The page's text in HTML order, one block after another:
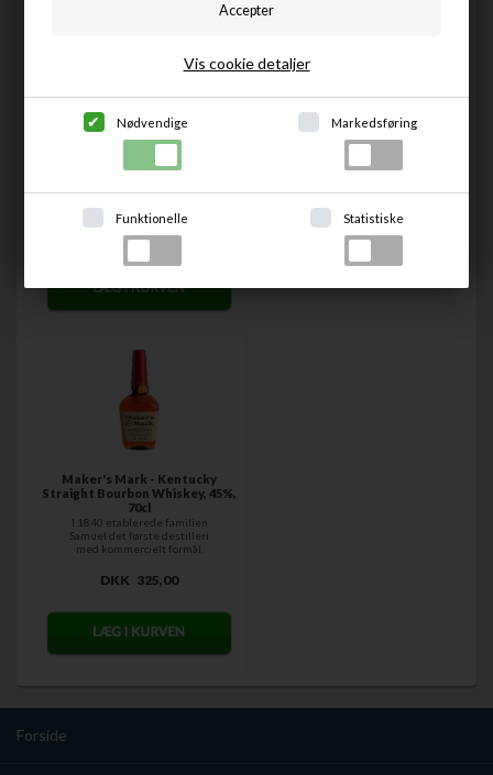
Nødvendige Markedsføring
Funktionelle Statistiske
Vis cookie detaljer
Jack Daniel's - Single Barrel Select
- Tennessee Whiskey, 45%, 70cl
Select aftappes ved 94-proof,
DKK 449,00
Maker's Mark - Kentucky
Straight Bourbon Whiskey, 45%,
70cl
I 1840 etablerede familien
Samuel det første destilleri
med kommercielt formål.
DKK 325,00
Forside